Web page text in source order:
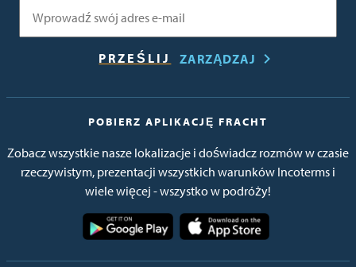
ZARZĄDZAJ
POBIERZ APLIKACJĘ FRACHT
Zobacz wszystkie nasze lokalizacje i doświadcz rozmów w czasie
rzeczywistym, prezentacji wszystkich warunków Incoterms i
wiele więcej - wszystko w podróży!
Obraz
Obraz